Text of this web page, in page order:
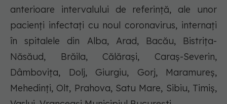
anterioare intervalului de referință, ale unor
pacienți infectați cu noul coronavirus, internați
în spitalele din Alba, Arad, Bacău, Bistrița-
Năsăud, Brăila, Călărași, Caraș-Severin,
Dâmbovița, Dolj, Giurgiu, Gorj, Maramureș,
Mehedinți, Olt, Prahova, Satu Mare, Sibiu, Timiș,